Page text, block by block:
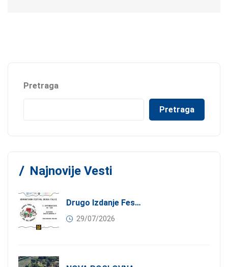
Pretraga
Pretraga
Najnovije Vesti
Drugo Izdanje Festivala JEDI.VOLI.DONIRAJ: Spoj Gastronomije I Solidarnosti
29/07/2026